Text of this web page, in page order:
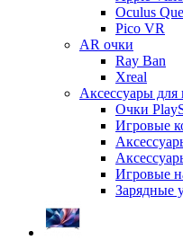
Oculus
Pico VR
AR очки
Ray Ban
Xreal
Аксессуары для
Очки
Игровые
Игровые
Зарядные